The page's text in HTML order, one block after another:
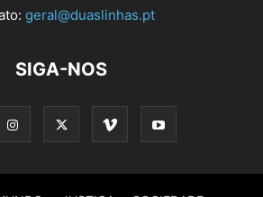
geral@duaslinhas.pt
SIGA-NOS